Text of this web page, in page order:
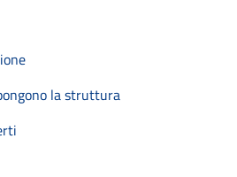
la struttura